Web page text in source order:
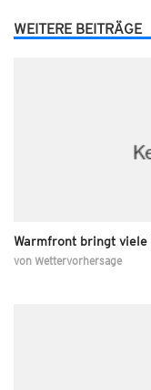
WEITERE BEITRÄGE
Warmfront bringt viele
von Wettervorhersage